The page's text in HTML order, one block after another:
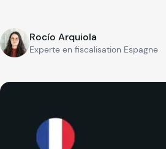
Rocío Arquiola
Experte en fiscalisation Espagne